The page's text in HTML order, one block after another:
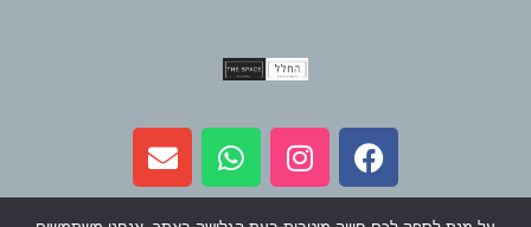
F
a
c
e
I
n
s
t
W
h
a
t
E
n
v
e